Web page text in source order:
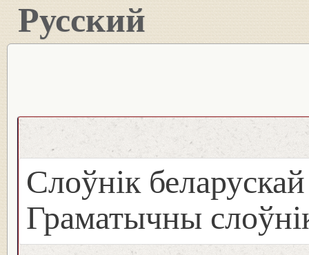
Русский
Слоўнік
Граматычны